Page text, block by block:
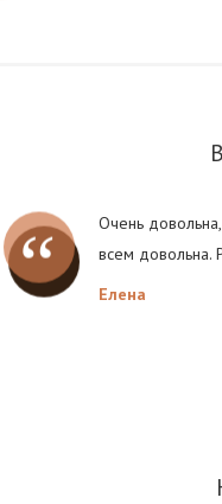
Очень
всем довольна.
Елена